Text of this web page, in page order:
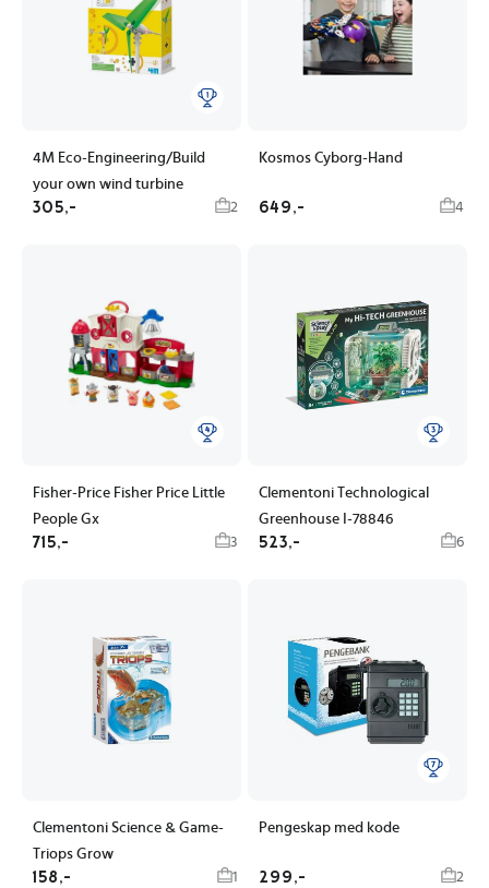
4M Eco-Engineering/Build
your own wind turbine
305,- 2
Kosmos Cyborg-Hand
649,- 4
Fisher-Price Fisher Price Little
People Gx
715,- 3
Clementoni Technological
Greenhouse I-78846
523,- 6
Clementoni Science & Game-
Triops Grow
158,- 1
Pengeskap med kode
299,- 2